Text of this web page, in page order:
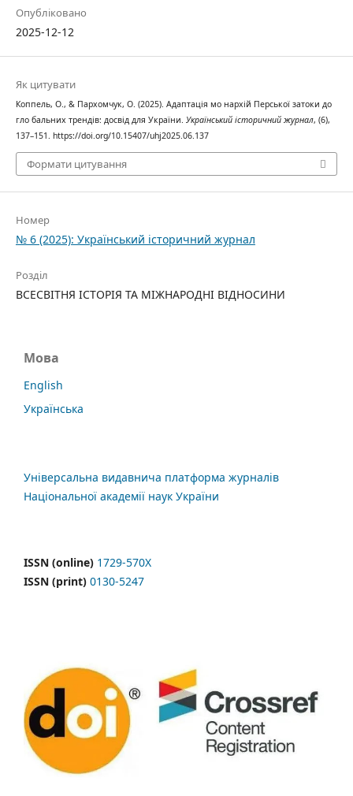
Опубліковано
2025-12-12
Як цитувати
Коппель, О., & Пархомчук, О. (2025). Адаптація мо нархій Перської затоки до
гло бальних трендів: досвід для України. Український історичний журнал, (6),
137–151. https://doi.org/10.15407/uhj2025.06.137
Формати цитування
Номер
№ 6 (2025): Український історичний журнал
Розділ
ВСЕСВІТНЯ ІСТОРІЯ ТА МІЖНАРОДНІ ВІДНОСИНИ
Мова
English
Українська
Універсальна видавнича платформа журналів
Національної академії наук України
ISSN (online) 1729-570X
ISSN (print) 0130-5247